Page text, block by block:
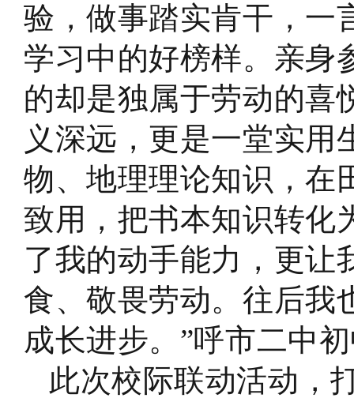
验，做事踏实肯干，一
学习中的好榜样。亲身
的却是独属于劳动的喜
义深远，更是一堂实用
物、地理理论知识，在
致用，把书本知识转化
了我的动手能力，更让
食、敬畏劳动。往后我
成长进步。”呼市二中
此次校际联动活动，